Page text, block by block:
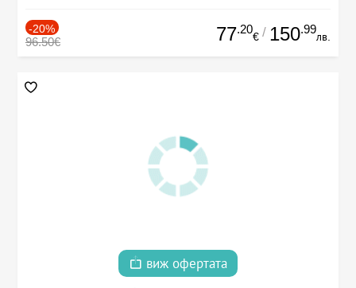
-20%
96.50€ 77.20
€ / 150.99
лв.
виж офертата